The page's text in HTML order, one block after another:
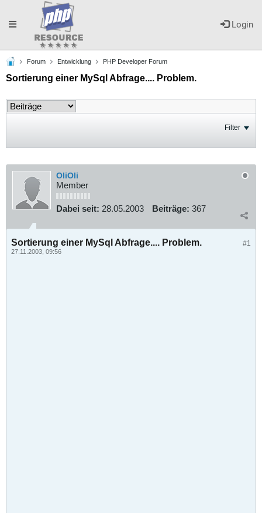
Login
Toggle
navigation
Forum Entwicklung PHP Developer Forum
Sortierung einer MySql Abfrage.... Problem.
Filter
OliOli
Member
Dabei seit: 28.05.2003 Beiträge: 367
#1
Sortierung einer MySql Abfrage.... Problem.
27.11.2003, 09:56